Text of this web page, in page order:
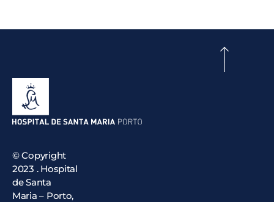
© Copyright
2023 . Hospital
de Santa
Maria – Porto,